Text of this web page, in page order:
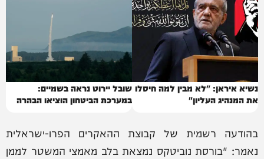
נשיא איראן: "לא מבין למה חיסלו
את המנהיג העליון"
שובל יירוט נראה בשמיים:
במערכת הביטחון הוציאו הבהרה
בהודעה רשמית של קבוצת ההאקרים הפרו-ישראלית
נאמר: "בורסת נוביטקס נמצאת בלב מאמצי המשטר לממן